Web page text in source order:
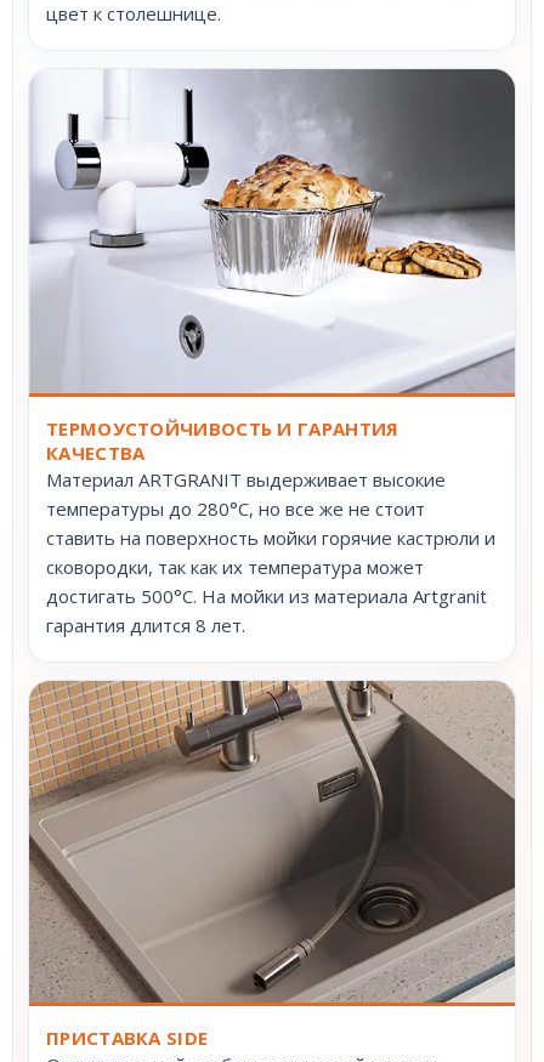
цвет к столешнице.
ТЕРМОУСТОЙЧИВОСТЬ И ГАРАНТИЯ
КАЧЕСТВА
Материал ARTGRANIT выдерживает высокие
температуры до 280°С, но все же не стоит
ставить на поверхность мойки горячие кастрюли и
сковородки, так как их температура может
достигать 500°С. На мойки из материала Artgranit
гарантия длится 8 лет.
ПРИСТАВКА SIDE